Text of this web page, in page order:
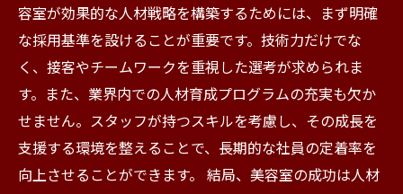
容室が効果的な人材戦略を構築するためには、まず明確
な採用基準を設けることが重要です。技術力だけでな
く、接客やチームワークを重視した選考が求められま
す。また、業界内での人材育成プログラムの充実も欠か
せません。スタッフが持つスキルを考慮し、その成長を
支援する環境を整えることで、長期的な社員の定着率を
向上させることができます。 結局、美容室の成功は人材